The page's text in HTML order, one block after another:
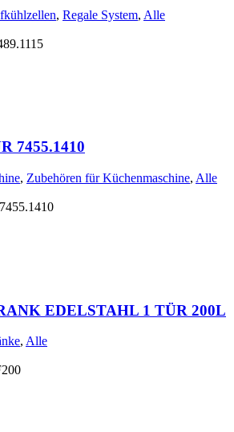
, Regale System, Alle
7455.1410
, Zubehören für Küchenmaschine, Alle
EDELSTAHL 1 TÜR 200L
, Alle